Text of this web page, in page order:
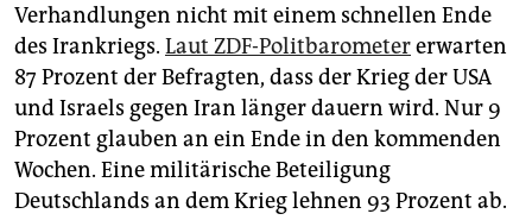
Verhandlungen nicht mit einem schnellen Ende
des Irankriegs. Laut ZDF-Politbarometererwarten
87 Prozent der Befragten, dass der Krieg der USA
und Israels gegen Iran ‌länger dauern wird. Nur 9
Prozent glauben an ein Ende in den kommenden
Wochen. Eine militärische Beteiligung
Deutschlands an dem Krieg lehnen 93 Prozent ab.